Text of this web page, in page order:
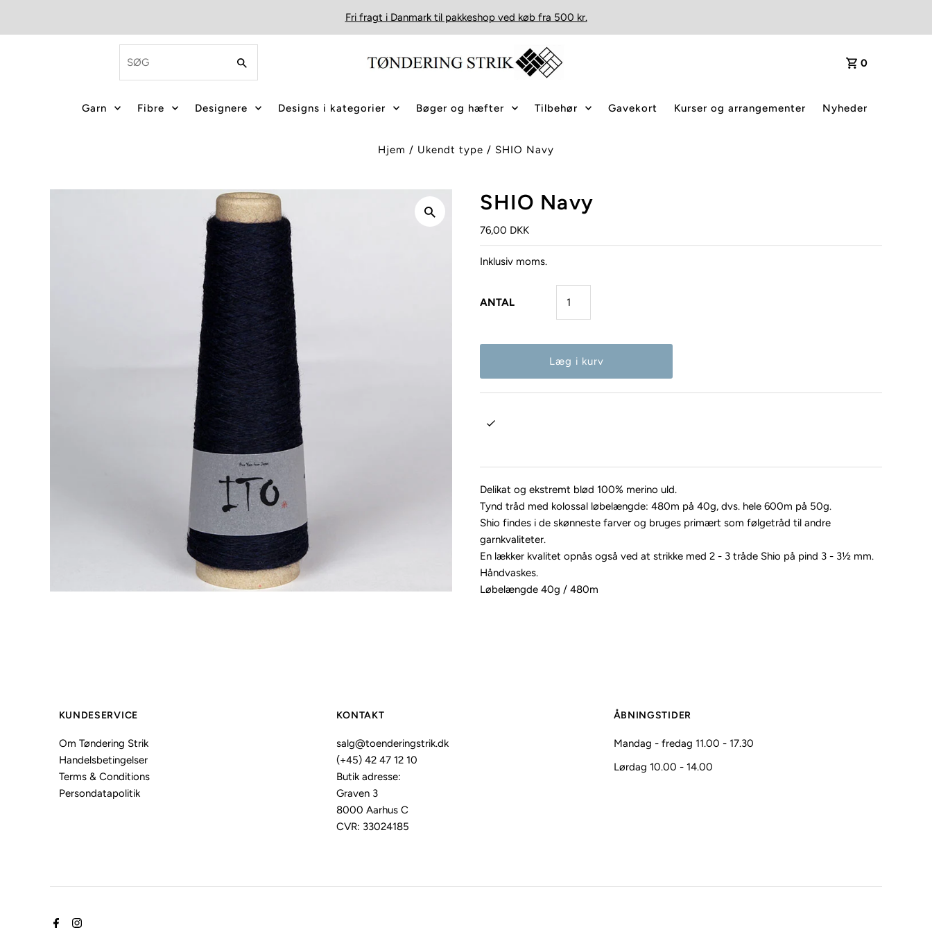
Fri fragt i Danmark til pakkeshop ved køb fra 500 kr.
0
Garn Fibre Designere Designs i kategorier Bøger og hæfter Tilbehør Gavekort Kurser og arrangementer Nyheder
Hjem / Ukendt type / SHIO Navy
SHIO Navy
76,00 DKK
Inklusiv moms.
ANTAL
Delikat og ekstremt blød 100% merino uld.
Tynd tråd med kolossal løbelængde: 480m på 40g, dvs. hele 600m på 50g.
Shio findes i de skønneste farver og bruges primært som følgetråd til andre
garnkvaliteter.
En lækker kvalitet opnås også ved at strikke med 2 - 3 tråde Shio på pind 3 - 3½ mm.
Håndvaskes.
Løbelængde 40g / 480m
KUNDESERVICE
Om Tøndering Strik
Handelsbetingelser
Terms & Conditions
Persondatapolitik
KONTAKT
salg@toenderingstrik.dk
(+45) 42 47 12 10
Butik adresse:
Graven 3
8000 Aarhus C
CVR: 33024185
ÅBNINGSTIDER
Mandag - fredag 11.00 - 17.30
Lørdag 10.00 - 14.00